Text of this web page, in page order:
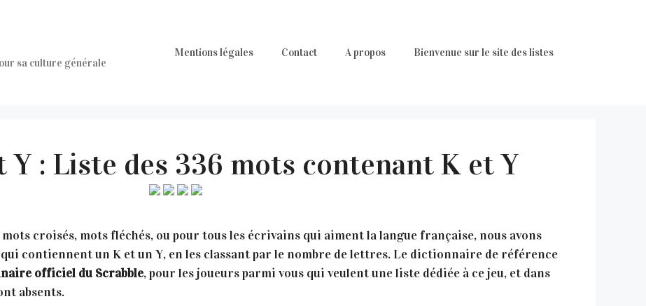
sa culture générale
Mentions légales Contact A propos Bienvenue sur le site des listes
Y : Liste des 336 mots contenant K et Y
croisés, mots fléchés, ou pour tous les écrivains qui aiment la langue française, nous avons
contiennent un K et un Y, en les classant par le nombre de lettres. Le dictionnaire de référence
officiel du Scrabble, pour les joueurs parmi vous qui veulent une liste dédiée à ce jeu, et dans
absents.